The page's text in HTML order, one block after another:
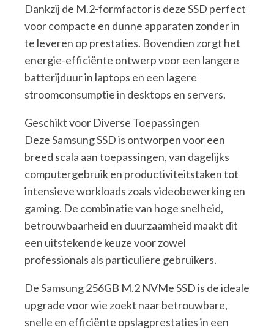
Dankzij de M.2-formfactor is deze SSD perfect
voor compacte en dunne apparaten zonder in
te leveren op prestaties. Bovendien zorgt het
energie-efficiënte ontwerp voor een langere
batterijduur in laptops en een lagere
stroomconsumptie in desktops en servers.
Geschikt voor Diverse Toepassingen
Deze Samsung SSD is ontworpen voor een
breed scala aan toepassingen, van dagelijks
computergebruik en productiviteitstaken tot
intensieve workloads zoals videobewerking en
gaming. De combinatie van hoge snelheid,
betrouwbaarheid en duurzaamheid maakt dit
een uitstekende keuze voor zowel
professionals als particuliere gebruikers.
De Samsung 256GB M.2 NVMe SSD is de ideale
upgrade voor wie zoekt naar betrouwbare,
snelle en efficiënte opslagprestaties in een